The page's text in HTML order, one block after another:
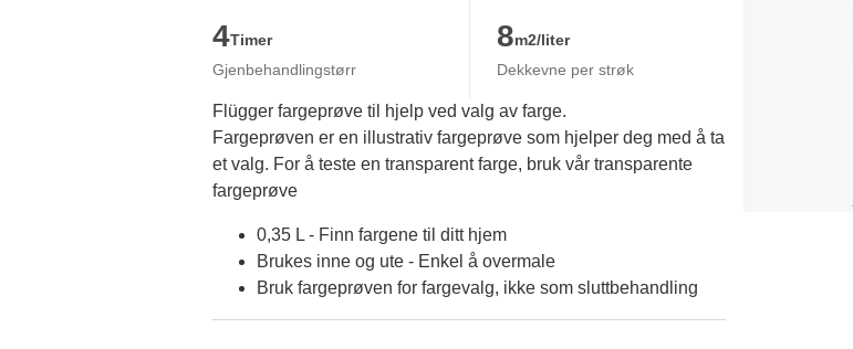
4Timer
Gjenbehandlingstørr
8m2/liter
Dekkevne per strøk
Flügger fargeprøve til hjelp ved valg av farge.
Fargeprøven er en illustrativ fargeprøve som hjelper deg med å ta
et valg. For å teste en transparent farge, bruk vår transparente
fargeprøve
0,35 L - Finn fargene til ditt hjem
Brukes inne og ute - Enkel å overmale
Bruk fargeprøven for fargevalg, ikke som sluttbehandling